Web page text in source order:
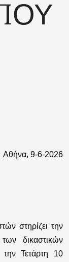
Αθήνα, 9-6-2026
την
δικαστικών
Τετάρτη 10